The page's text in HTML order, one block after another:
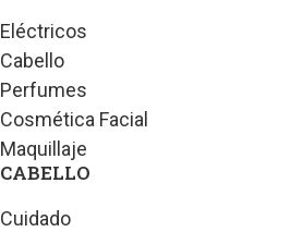
Eléctricos
Cabello
Perfumes
Cosmética Facial
Maquillaje
CABELLO
Cuidado